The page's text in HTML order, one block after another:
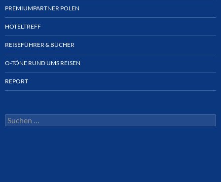
PREMIUMPARTNER POLEN
HOTELTREFF
REISEFÜHRER & BÜCHER
O-TÖNE RUND UMS REISEN
REPORT
Suchen
nach: